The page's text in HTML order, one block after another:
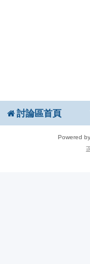
討論區首頁
Powered by